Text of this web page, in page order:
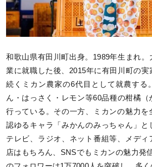
和歌山県有田川町出身。1989年生まれ。
業に就職した後、2015年に有田川町の実
続くミカン農家の6代目として就農する
ん・はっさく・レモン等60品種の柑橘（
行っている。その一方、ミカンの魅力を
認ゆるキャラ「みかんのみっちゃん」と
テレビ、ラジオ、ネット番組等、メディ
店はもちろん、SNSでもミカンの魅力発